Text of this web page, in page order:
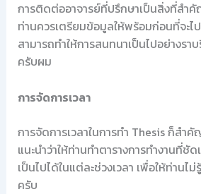
การติดต่ออาจารย์ที่ปรึกษาเป็นสิ่งที่สำ
ท่านควรเตรียมข้อมูลให้พร้อมก่อนที่จะไ
สามารถทำให้การสนทนาเป็นไปอย่างรา
ครับผม
การจัดการเวลา
การจัดการเวลาในการทำ Thesis ก็ส
แนะนำว่าให้ท่านทำตารางการทำงานที่ชั
เป็นไปได้ในแต่ละช่วงเวลา เพื่อให้ท่านไ
ครับ